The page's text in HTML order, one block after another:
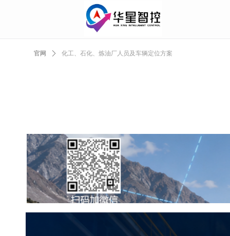
官网 ꄲ 化工、石化、炼油厂人员及车辆定位方案